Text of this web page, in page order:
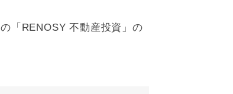
の「RENOSY 不動産投資」の